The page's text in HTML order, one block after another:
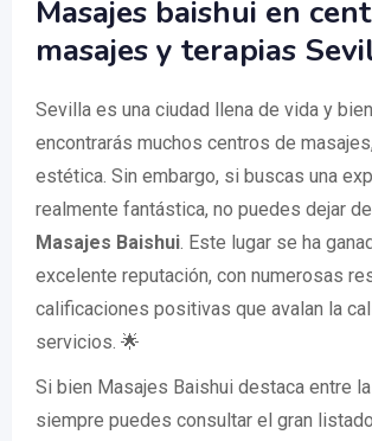
Masajes baishui en
masajes y terapias
Sevilla es una ciudad llena de vida y
encontrarás muchos centros de
estética. Sin embargo, si buscas una
realmente fantástica, no puedes dejar
Masajes Baishui. Este lugar se ha
excelente reputación, con numerosas
calificaciones positivas que avalan la
servicios. 🌟
Si bien Masajes Baishui destaca entre
siempre puedes consultar el gran